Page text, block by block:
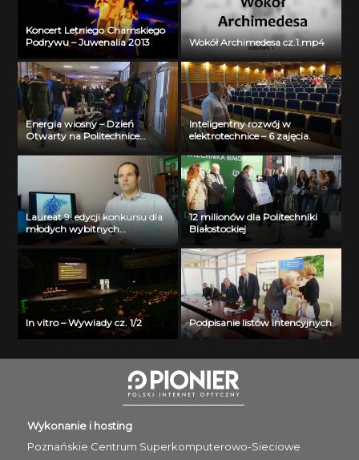
Koncert Letniego Chamskiego
Podrywu – Juwenalia 2013
Wokół Archimedesa cz.1.mp4
Energia wiosny – Dzień
Otwarty na Politechnice
Białostockiej
Inteligentny rozwój w
elektrotechnice – 6 zajęcia.
Laureat 9. edycji konkursu dla
młodych wybitnych
naukowców- dr inż. Krzysztof
12 milionów dla Politechniki
Białostockiej
In vitro – Wywiady cz. 1/2 Podpisanie listów intencyjnych
Wykonanie i hosting
Poznańskie Centrum Superkomputerowo-Sieciowe